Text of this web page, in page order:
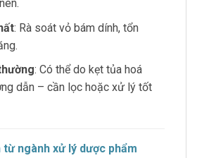
: Rà soát vỏ bám dính, tổn
: Có thể do kẹt tủa hoá
dẫn – cần lọc hoặc xử lý tốt
từ ngành xử lý dược phẩm